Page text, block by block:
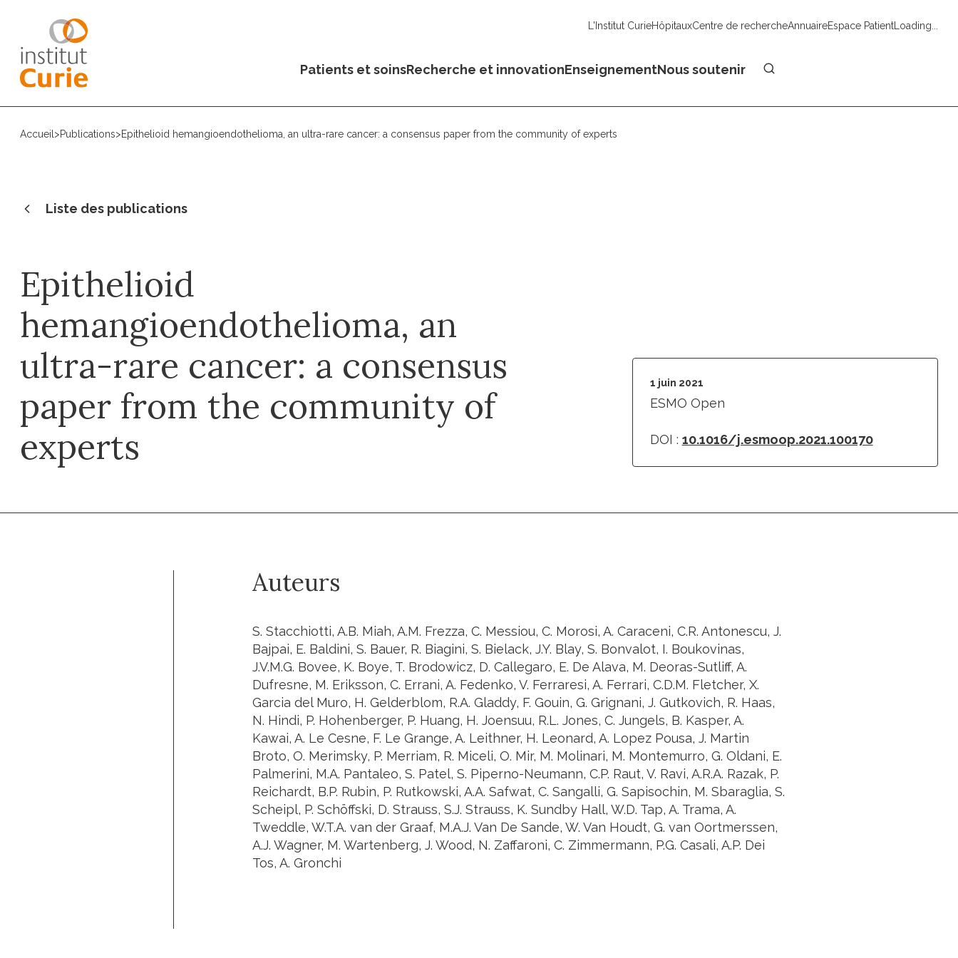
L'Institut CurieHôpitauxCentre de rechercheAnnuaireEspace PatientLoading...
Patients et soinsRecherche et innovationEnseignementNous soutenir
Accueil >Publications>Epithelioid hemangioendothelioma, an ultra-rare cancer: a consensus paper from the community of experts
Liste des publications
Epithelioid
hemangioendothelioma, an
ultra-rare cancer: a consensus
paper from the community of
experts
1 juin 2021
ESMO Open
DOI : 10.1016/j.esmoop.2021.100170
Auteurs
S. Stacchiotti, A.B. Miah, A.M. Frezza, C. Messiou, C. Morosi, A. Caraceni, C.R. Antonescu, J.
Bajpai, E. Baldini, S. Bauer, R. Biagini, S. Bielack, J.Y. Blay, S. Bonvalot, I. Boukovinas,
J.V.M.G. Bovee, K. Boye, T. Brodowicz, D. Callegaro, E. De Alava, M. Deoras-Sutliff, A.
Dufresne, M. Eriksson, C. Errani, A. Fedenko, V. Ferraresi, A. Ferrari, C.D.M. Fletcher, X.
Garcia del Muro, H. Gelderblom, R.A. Gladdy, F. Gouin, G. Grignani, J. Gutkovich, R. Haas,
N. Hindi, P. Hohenberger, P. Huang, H. Joensuu, R.L. Jones, C. Jungels, B. Kasper, A.
Kawai, A. Le Cesne, F. Le Grange, A. Leithner, H. Leonard, A. Lopez Pousa, J. Martin
Broto, O. Merimsky, P. Merriam, R. Miceli, O. Mir, M. Molinari, M. Montemurro, G. Oldani, E.
Palmerini, M.A. Pantaleo, S. Patel, S. Piperno-Neumann, C.P. Raut, V. Ravi, A.R.A. Razak, P.
Reichardt, B.P. Rubin, P. Rutkowski, A.A. Safwat, C. Sangalli, G. Sapisochin, M. Sbaraglia, S.
Scheipl, P. Schöffski, D. Strauss, S.J. Strauss, K. Sundby Hall, W.D. Tap, A. Trama, A.
Tweddle, W.T.A. van der Graaf, M.A.J. Van De Sande, W. Van Houdt, G. van Oortmerssen,
A.J. Wagner, M. Wartenberg, J. Wood, N. Zaffaroni, C. Zimmermann, P.G. Casali, A.P. Dei
Tos, A. Gronchi